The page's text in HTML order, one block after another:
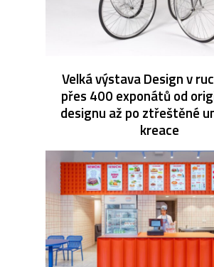
Velká výstava Design v
přes 400 exponátů od
designu až po ztřeštěné
kreace